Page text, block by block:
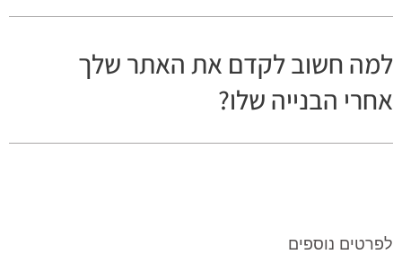
למה חשוב לקדם את האתר שלך
אחרי הבנייה שלו?
לפרטים נוספים